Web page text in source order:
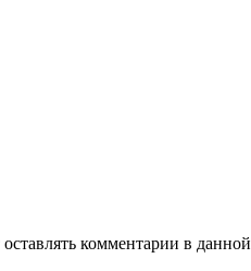
оставлять комментарии в